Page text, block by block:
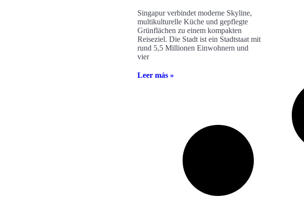
Singapur verbindet moderne Skyline,
multikulturelle Küche und gepflegte
Grünflächen zu einem kompakten
Reiseziel. Die Stadt ist ein Stadtstaat mit
rund 5,5 Millionen Einwohnern und
vier
Leer más »